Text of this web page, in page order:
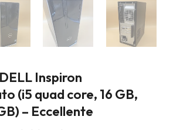
Inspiron
(i5 quad core, 16 GB,
– Eccellente